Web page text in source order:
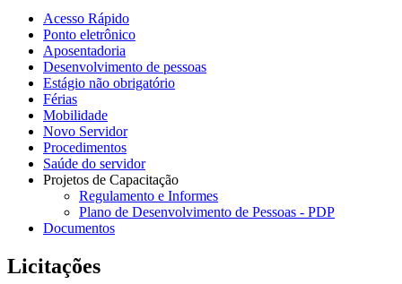
Acesso Rápido
Ponto eletrônico
Aposentadoria
Desenvolvimento de pessoas
Estágio não obrigatório
Férias
Mobilidade
Novo Servidor
Procedimentos
Saúde do servidor
Projetos de Capacitação
Regulamento e Informes
Plano de Desenvolvimento de Pessoas - PDP
Documentos
Licitações